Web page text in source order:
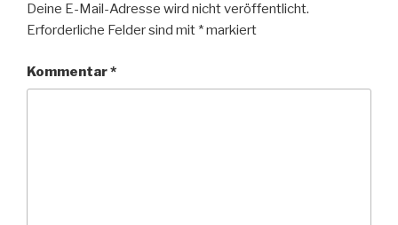
Deine E-Mail-Adresse wird nicht veröffentlicht.
Erforderliche Felder sind mit *markiert
Kommentar*